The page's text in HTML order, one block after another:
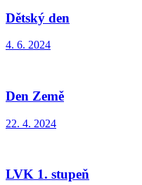
Dětský den
4. 6. 2024
Den Země
22. 4. 2024
LVK 1. stupeň